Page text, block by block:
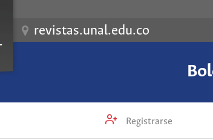
revistas.unal.edu.co
Registrarse